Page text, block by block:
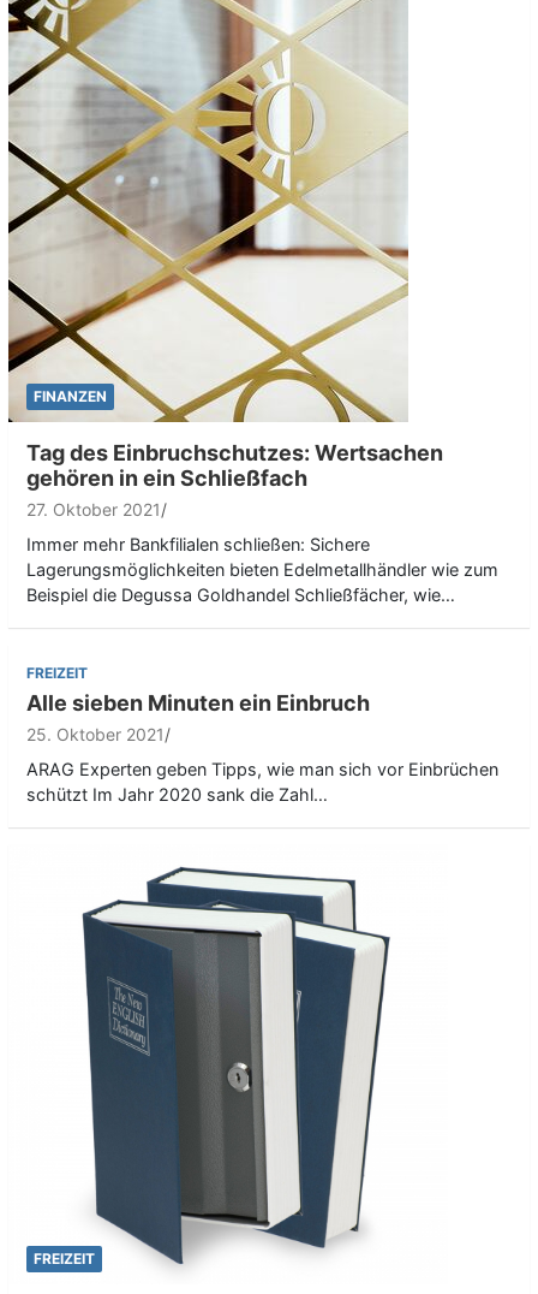
FINANZEN
Tag des Einbruchschutzes: Wertsachen
gehören in ein Schließfach
27. Oktober 2021
Immer mehr Bankfilialen schließen: Sichere
Lagerungsmöglichkeiten bieten Edelmetallhändler wie zum
Beispiel die Degussa Goldhandel Schließfächer, wie…
FREIZEIT
Alle sieben Minuten ein Einbruch
25. Oktober 2021
ARAG Experten geben Tipps, wie man sich vor Einbrüchen
schützt Im Jahr 2020 sank die Zahl…
FREIZEIT